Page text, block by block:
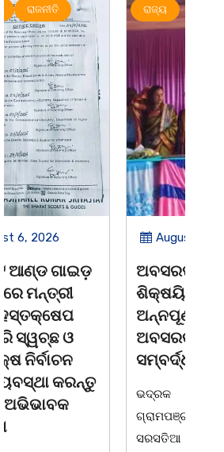
ରାଜ୍ୟ
August 6, 2026
ଅବସରପ୍ରାପ୍ତ
ଶିକ୍ଷୟିତ୍ରୀ ଶ୍ରୀମତୀ
ଅନ୍ନପୂର୍ଣ୍ଣା ମିଶ୍ରଙ୍କ
ଅବସରକାଳୀନ
ସମ୍ବର୍ଦ୍ଧନା
ଭଦ୍ରକ ବ୍ଲକ ଜଗଦଳପୁର
ଗ୍ରାମପଞ୍ଚାୟତ ଅନ୍ତର୍ଗତ
ସରସତିଆ ସରକାରୀ ପ୍ରାଥମିକ